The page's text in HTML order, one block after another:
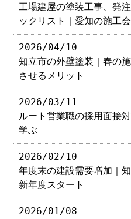
工場建屋の塗装工事、発
ックリスト｜愛知の施工
2026/04/10
知立市の外壁塗装｜春の
させるメリット
2026/03/11
ルート営業職の採用面接
学ぶ
2026/02/10
年度末の建設需要増加｜
新年度スタート
2026/01/08